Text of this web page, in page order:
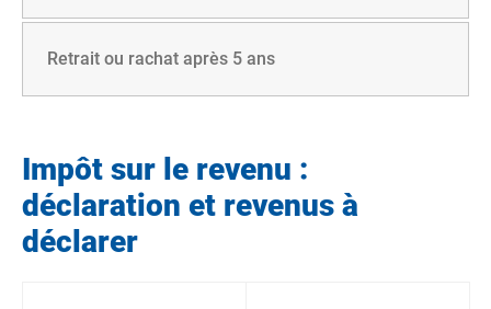
Retrait ou rachat après 5 ans
Impôt sur le revenu :
déclaration et revenus à
déclarer